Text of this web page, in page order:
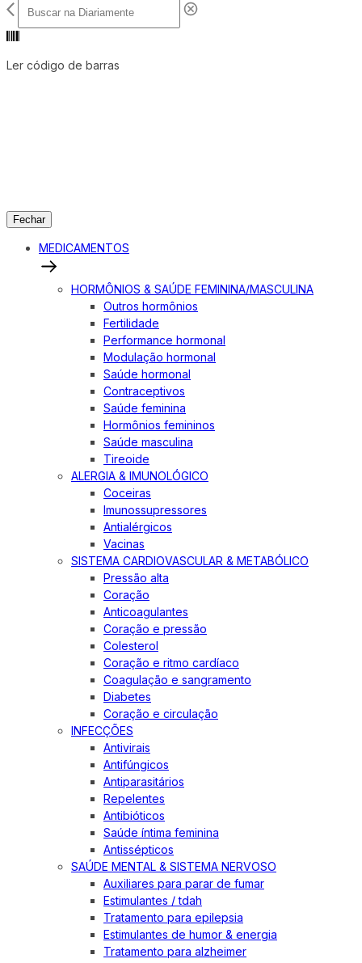
Ler código de barras
Fechar
MEDICAMENTOS
HORMÔNIOS & SAÚDE FEMININA/MASCULINA
Outros hormônios
Fertilidade
Performance hormonal
Modulação hormonal
Saúde hormonal
Contraceptivos
Saúde feminina
Hormônios femininos
Saúde masculina
Tireoide
ALERGIA & IMUNOLÓGICO
Coceiras
Imunossupressores
Antialérgicos
Vacinas
SISTEMA CARDIOVASCULAR & METABÓLICO
Pressão alta
Coração
Anticoagulantes
Coração e pressão
Colesterol
Coração e ritmo cardíaco
Coagulação e sangramento
Diabetes
Coração e circulação
INFECÇÕES
Antivirais
Antifúngicos
Antiparasitários
Repelentes
Antibióticos
Saúde íntima feminina
Antissépticos
SAÚDE MENTAL & SISTEMA NERVOSO
Auxiliares para parar de fumar
Estimulantes / tdah
Tratamento para epilepsia
Estimulantes de humor & energia
Tratamento para alzheimer